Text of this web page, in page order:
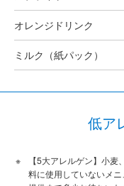
オレンジドリンク
ミルク（紙パック）
低ア
【5大アレルゲン】小
料に使用していないメニ